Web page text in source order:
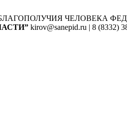
ЧЕЛОВЕКА
kirov@sanepid.ru | 8 (8332)